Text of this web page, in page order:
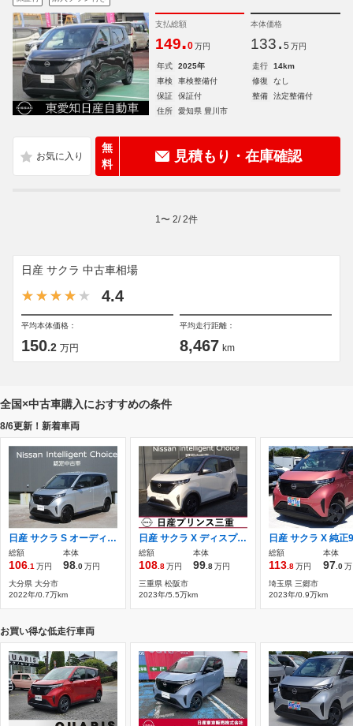
支払総額
149.0 万円
本体価格
133. 5 万円
年式 2025年 走行
14km
車検
車検整備付 修復
なし
保証
保証付 整備
法定整備付
住所
愛知県 豊川市
無
料
見積もり・在庫確認
1 〜 2/2件
日産 サクラ 中古車相場
4.4
平均本体価格：
150.2 万円
平均走行距離：
8,467 km
全国×中古車購入におすすめの条件
8/6更新！新着車両
日産 サクラ S オーディオレス
総額
106 .1 万円
本体
98 .0万円
大分県 大分市
2022年/0.7万km
日産 サクラ X ディスプレイオーディオ 全周囲カメラ
総額
108 .8万円
本体
99 .8万円
三重県 松阪市
2023年/5.5万km
総額
113 .8万円
本体
97 .0
埼玉県 三郷市
2023年/0.9万km
お買い得な低走行車両